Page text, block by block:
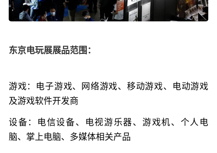
东京电玩展展品范围：
游戏： 电子游戏、网络游戏、移动游戏、电动游戏
及游戏软件开发商
设备： 电信设备、电视游乐器、游戏机、个人电
脑、掌上电脑、多媒体相关产品